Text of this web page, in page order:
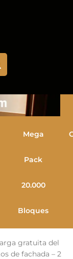
Mega
Pack
20.000
Bloques
gratuita del
de fachada – 2